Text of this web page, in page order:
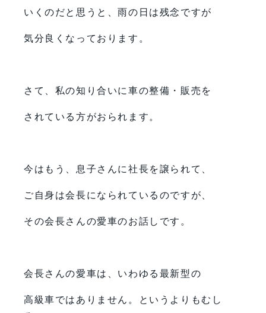
いくのだと思うと、雨の日は残念ですが
気分良くなっております。
さて、私の知り合いに車の整備・販売を
されている方がおられます。
今はもう、息子さんに社長を譲られて、
ご自身は会長になられているのですが、
その会長さんの愛車のお話しです。
会長さんの愛車は、いわゆる最新型の
高級車ではありません。というよりもむし